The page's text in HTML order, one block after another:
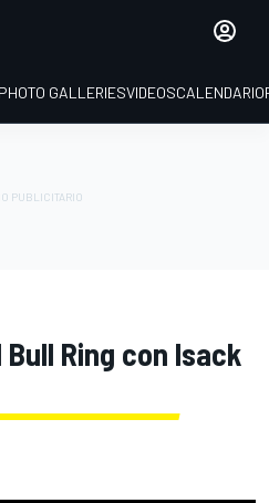
PHOTO GALLERIESVIDEOSCALENDARIO
Ring con Isack